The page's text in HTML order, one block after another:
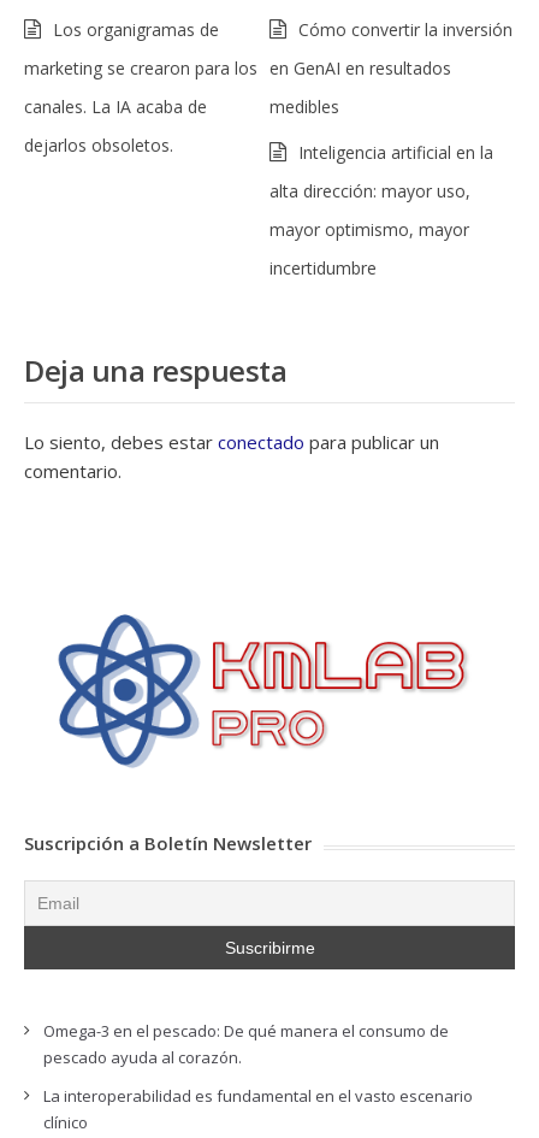
Los organigramas de
marketing se crearon para los
canales. La IA acaba de
dejarlos obsoletos.
Cómo convertir la inversión
en GenAI en resultados
medibles
Inteligencia artificial en la
alta dirección: mayor uso,
mayor optimismo, mayor
incertidumbre
Deja una respuesta
Lo siento, debes estar conectado para publicar un
comentario.
Suscripción a Boletín Newsletter
Omega-3 en el pescado: De qué manera el consumo de
pescado ayuda al corazón.
La interoperabilidad es fundamental en el vasto escenario
clínico